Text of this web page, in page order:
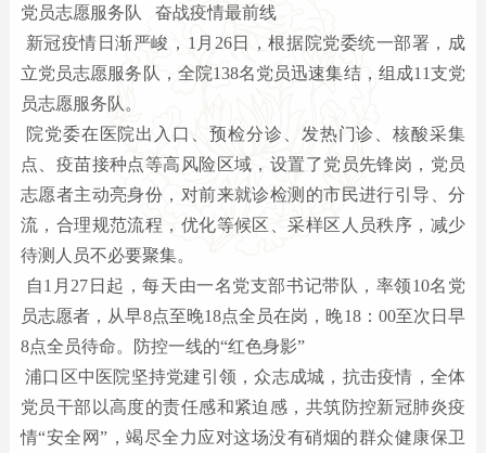
党员志愿服务队 奋战疫情最前线
新冠疫情日渐严峻，1月26日，根据院党委统一部署，成
立党员志愿服务队，全院138名党员迅速集结，组成11支党
员志愿服务队。
院党委在医院出入口、预检分诊、发热门诊、核酸采集
点、疫苗接种点等高风险区域，设置了党员先锋岗，党员
志愿者主动亮身份，对前来就诊检测的市民进行引导、分
流，合理规范流程，优化等候区、采样区人员秩序，减少
待测人员不必要聚集。
自1月27日起，每天由一名党支部书记带队，率领10名党
员志愿者，从早8点至晚18点全员在岗，晚18：00至次日早
8点全员待命。防控一线的“红色身影”
浦口区中医院坚持党建引领，众志成城，抗击疫情，全体
党员干部以高度的责任感和紧迫感，共筑防控新冠肺炎疫
情“安全网”，竭尽全力应对这场没有硝烟的群众健康保卫